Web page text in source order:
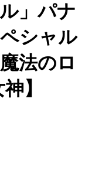
」パナ
シャル
法のロ
】